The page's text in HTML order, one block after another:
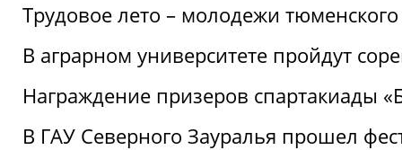
Трудовое лето – молодежи
В аграрном университете пройдут
Награждение призеров спартакиады
В ГАУ Северного Зауралья прошел